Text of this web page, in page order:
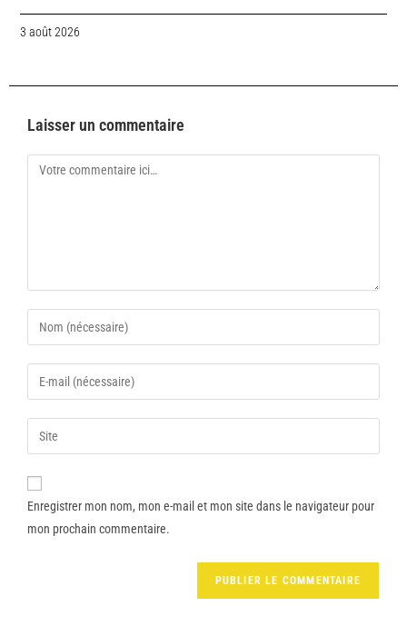
3 août 2026
Laisser un commentaire
Enregistrer mon nom, mon e-mail et mon site dans le navigateur pour
mon prochain commentaire.